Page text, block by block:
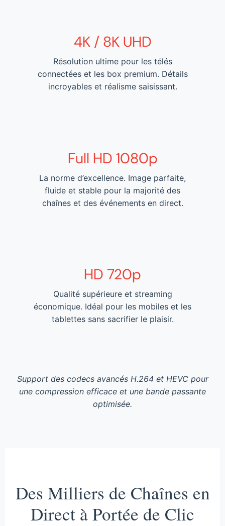
4K / 8K UHD
Résolution ultime pour les télés
connectées et les box premium. Détails
incroyables et réalisme saisissant.
Full HD 1080p
La norme d’excellence. Image parfaite,
fluide et stable pour la majorité des
chaînes et des événements en direct.
HD 720p
Qualité supérieure et streaming
économique. Idéal pour les mobiles et les
tablettes sans sacrifier le plaisir.
Support des codecs avancés H.264 et HEVC pour
une compression efficace et une bande passante
optimisée.
Des Milliers de Chaînes en
Direct à Portée de Clic